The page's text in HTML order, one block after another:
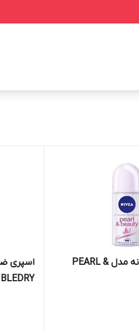
مام رولی نیوا زنانه مدل PEARL &